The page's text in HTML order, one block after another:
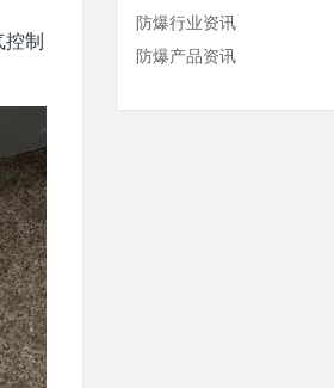
制
防爆行业资讯
防爆产品资讯